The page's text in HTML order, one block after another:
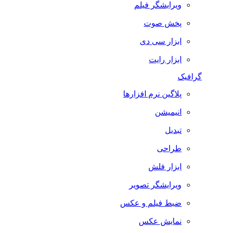
ویرایشگر فیلم
پخش صوت
ابزار سی دی
ابزار رایت
گرافیک
پلاگین نرم افزارها
انیمیشن
تبدیل
طراحی
ابزار فلش
ویرایشگر تصویر
ضبط فيلم و عكس
نمایش عکس